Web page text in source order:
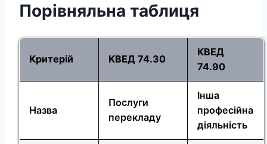
Порівняльна таблиця
Критерій КВЕД 74.30
КВЕД
74.90
Назва
Послуги
перекладу
Інша
професійна
діяльність